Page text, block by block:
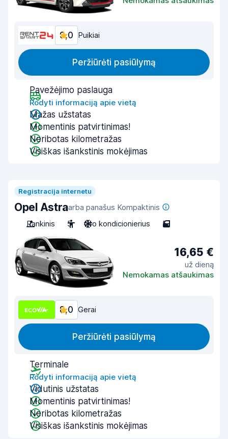
9,0 Puikiai
Peržiūrėti pasiūlymą
Pavežėjimo paslauga
Rodyti informaciją apie vietą
Mažas užstatas
Momentinis patvirtinimas!
Neribotas kilometražas
Visiškas išankstinis mokėjimas
Registracija internetu
Opel Astraarba panašus Kompaktinis
Rankinis
5 Oro kondicionierius 5
16,65 €
už dieną
Nemokamas atšaukimas
8,0 Gerai
Peržiūrėti pasiūlymą
Terminale
Rodyti informaciją apie vietą
Vidutinis užstatas
Momentinis patvirtinimas!
Neribotas kilometražas
Visiškas išankstinis mokėjimas